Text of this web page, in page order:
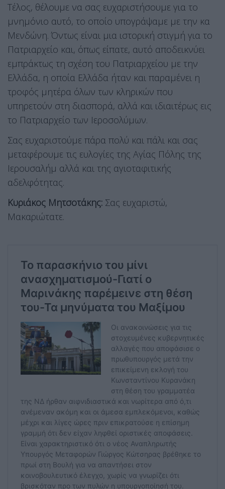
Τέλος, θέλουμε να σας ευχαριστήσουμε για το
μνημόνιο αυτό, το οποίο υπογράψαμε με την κα
Μενδώνη. Όντως είναι μια ιστορική στιγμή για το
Πατριαρχείο και, όπως είπατε, αυτό αποδεικνύει
εμπράκτως τη σχέση του Πατριαρχείου με την
Ελλάδα, η οποία Ελλάδα ήταν και παραμένει η
τροφός μητέρα όλων των κληρικών που
υπηρετούν στη διασπορά, αλλά και ιδιαιτέρως εις
το Πατριαρχείο των Ιεροσολύμων.
Σας ευχαριστούμε πάρα πολύ και πάλι και σας
μεταφέρουμε τις ευλογίες της Αγίας Πόλης της
Ιερουσαλήμ αλλά και της αγιοταφιτικής
αδελφότητας.
Κυριάκος Μητσοτάκης: Σας ευχαριστώ,
Μακαριώτατε.